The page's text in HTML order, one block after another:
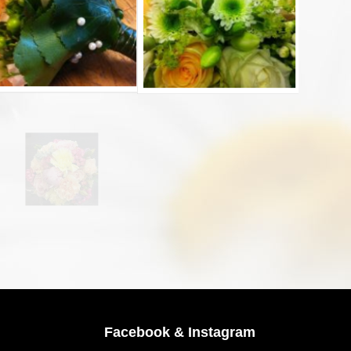
Facebook & Instagram